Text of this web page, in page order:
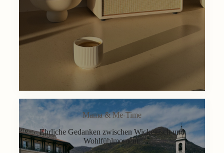
Mama & Me-Time
Ehrliche Gedanken zwischen Wickeltisch und
Wohlfühlmoment.